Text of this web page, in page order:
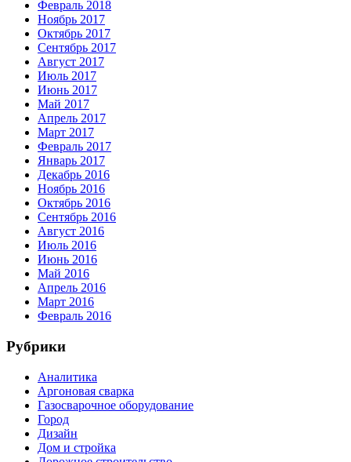
Февраль 2018
Ноябрь 2017
Октябрь 2017
Сентябрь 2017
Август 2017
Июль 2017
Июнь 2017
Май 2017
Апрель 2017
Март 2017
Февраль 2017
Январь 2017
Декабрь 2016
Ноябрь 2016
Октябрь 2016
Сентябрь 2016
Август 2016
Июль 2016
Июнь 2016
Май 2016
Апрель 2016
Март 2016
Февраль 2016
Рубрики
Аналитика
Аргоновая сварка
Газосварочное оборудование
Город
Дизайн
Дом и стройка